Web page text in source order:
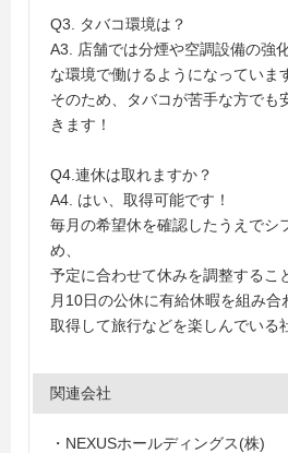
Q3. タバコ環境は？
A3. 店舗では分煙や空調設備の強
な環境で働けるようになっていま
そのため、タバコが苦手な方でも
きます！
Q4.連休は取れますか？
A4. はい、取得可能です！
毎月の希望休を確認したうえでシ
め、
予定に合わせて休みを調整するこ
月10日の公休に有給休暇を組み
取得して旅行などを楽しんでいる
関連会社
・NEXUSホールディングス(株)